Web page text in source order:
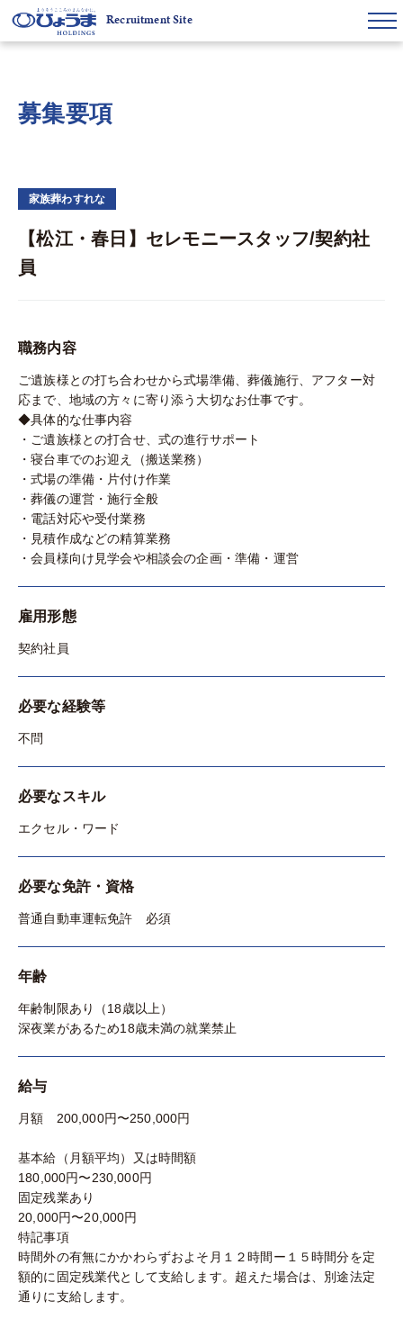
Recruitment Site
募集要項
家族葬わすれな
【松江・春日】セレモニースタッフ/契約社
員
職務内容
ご遺族様との打ち合わせから式場準備、葬儀施行、アフター対
応まで、地域の方々に寄り添う大切なお仕事です。
◆具体的な仕事内容
・ご遺族様との打合せ、式の進行サポート
・寝台車でのお迎え（搬送業務）
・式場の準備・片付け作業
・葬儀の運営・施行全般
・電話対応や受付業務
・見積作成などの精算業務
・会員様向け見学会や相談会の企画・準備・運営
雇用形態
契約社員
必要な経験等
不問
必要なスキル
エクセル・ワード
必要な免許・資格
普通自動車運転免許 必須
年齢
年齢制限あり（18歳以上）
深夜業があるため18歳未満の就業禁止
給与
月額 200,000円〜250,000円
基本給（月額平均）又は時間額
180,000円〜230,000円
固定残業あり
20,000円〜20,000円
特記事項
時間外の有無にかかわらずおよそ月１２時間ー１５時間分を定
額的に固定残業代として支給します。超えた場合は、別途法定
通りに支給します。